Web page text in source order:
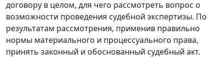
договору в целом, для чего рассмотреть вопрос о
возможности проведения судебной экспертизы. По
результатам рассмотрения, применив правильно
нормы материального и процессуального права,
принять законный и обоснованный судебный акт.